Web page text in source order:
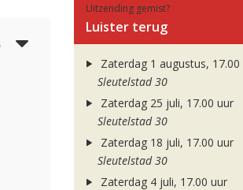
Uitzending gemist?
Luister terug
Zaterdag 1 augustus, 17.00
Sleutelstad 30
Zaterdag 25 juli, 17.00 uur
Sleutelstad 30
Zaterdag 18 juli, 17.00 uur
Sleutelstad 30
Zaterdag 4 juli, 17.00 uur